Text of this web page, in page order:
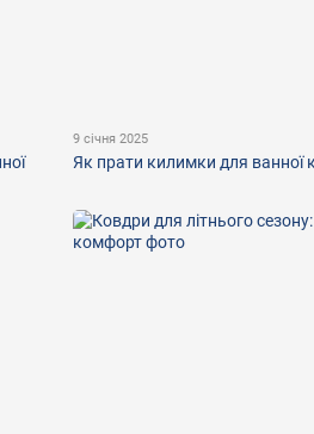
9 січня 2025
Як прати килимки для ванної